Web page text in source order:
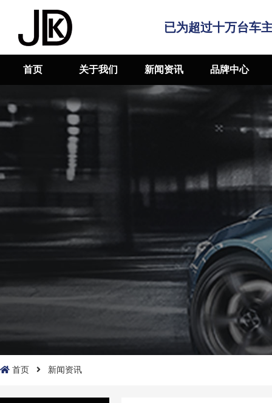
已为超过十万台车
首页 关于我们 新闻资讯 品牌中心
首页 新闻资讯